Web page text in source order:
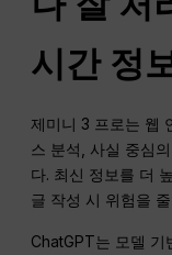
시간정
제미니 3 프로는 웹
스 분석, 사실 중심
다. 최신 정보를 더
글 작성 시 위험을
ChatGPT는 모델 기